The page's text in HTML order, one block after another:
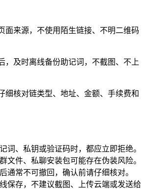
面来源，不使用陌生链接、不明二维码
，及时离线备份助记词，不截图、不上
细核对链类型、地址、金额、手续费和
词、私钥或验证码时，都应立即拒绝。
文件、私聊安装包可能存在伪装风险。
通常不可撤回，确认前请仔细核对。
保存，不建议截图、上传云端或发送给